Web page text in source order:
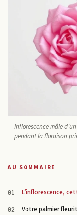
Inflorescence mâle
pendant la floraison
AU SOMMAIRE
L’inflorescence,
Votre palmier